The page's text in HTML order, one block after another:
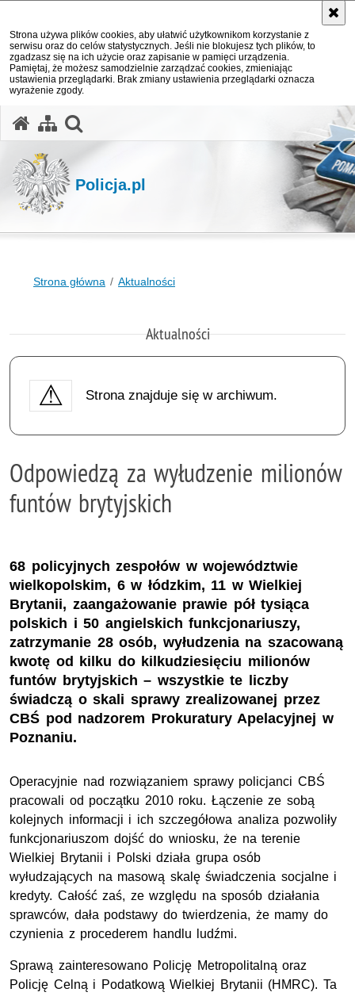
Strona używa plików cookies, aby ułatwić użytkownikom korzystanie z
serwisu oraz do celów statystycznych. Jeśli nie blokujesz tych plików, to
zgadzasz się na ich użycie oraz zapisanie w pamięci urządzenia.
Pamiętaj, że możesz samodzielnie zarządzać cookies, zmieniając
ustawienia przeglądarki. Brak zmiany ustawienia przeglądarki oznacza
wyrażenie zgody.
Policja.pl
Strona główna Aktualności
Aktualności
Strona znajduje się w archiwum.
Odpowiedzą za wyłudzenie milionów
funtów brytyjskich
68 policyjnych zespołów w województwie
wielkopolskim, 6 w łódzkim, 11 w Wielkiej
Brytanii, zaangażowanie prawie pół tysiąca
polskich i 50 angielskich funkcjonariuszy,
zatrzymanie 28 osób, wyłudzenia na szacowaną
kwotę od kilku do kilkudziesięciu milionów
funtów brytyjskich – wszystkie te liczby
świadczą o skali sprawy zrealizowanej przez
CBŚ pod nadzorem Prokuratury Apelacyjnej w
Poznaniu.
Operacyjnie nad rozwiązaniem sprawy policjanci CBŚ
pracowali od początku 2010 roku. Łączenie ze sobą
kolejnych informacji i ich szczegółowa analiza pozwoliły
funkcjonariuszom dojść do wniosku, że na terenie
Wielkiej Brytanii i Polski działa grupa osób
wyłudzających na masową skalę świadczenia socjalne i
kredyty. Całość zaś, ze względu na sposób działania
sprawców, dała podstawy do twierdzenia, że mamy do
czynienia z procederem handlu ludźmi.
Sprawą zainteresowano Policję Metropolitalną oraz
Policję Celną i Podatkową Wielkiej Brytanii (HMRC). Ta